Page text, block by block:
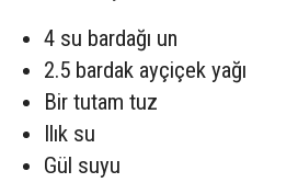
4 su bardağı un
2.5 bardak ayçiçek yağı
Bir tutam tuz
Ilık su
Gül suyu